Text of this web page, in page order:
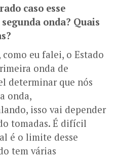
caso esse
onda? Quais
eu falei, o Estado
onda de
determinar que nós
onda,
isso vai depender
tomadas. É difícil
é o limite desse
tem várias